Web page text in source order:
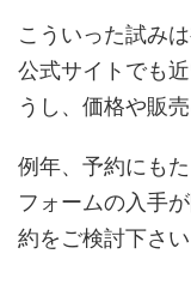
こういった試み
公式サイトでも
うし、価格や販
例年、予約にも
フォームの入手
約をご検討下さい